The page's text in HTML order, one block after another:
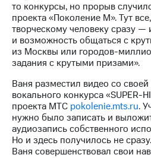
Регистратор
Реквизиты
Контакты
развитие
деловая этика
На главную
то конкурсы, но прорыв
проекта «Поколение М». Тут
творческому человеку сразу —
и возможность общаться с
из Москвы или городов-
задания с крутыми призами».
Ваня разместил видео со
вокального конкурса «SUPER-
проекта МТС pokolenie.mts.ru.
нужно было записать и
аудиозапись собственного
Но и здесь получилось не
Ваня совершенствовал свои